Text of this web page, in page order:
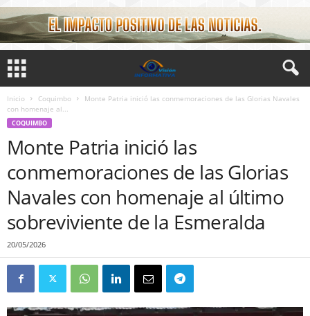
Inicio Coquimbo
Monte Patria inició las conmemoraciones de las Glorias Navales
con homenaje al...
COQUIMBO
Monte Patria inició las
conmemoraciones de las Glorias
Navales con homenaje al último
sobreviviente de la Esmeralda
20/05/2026